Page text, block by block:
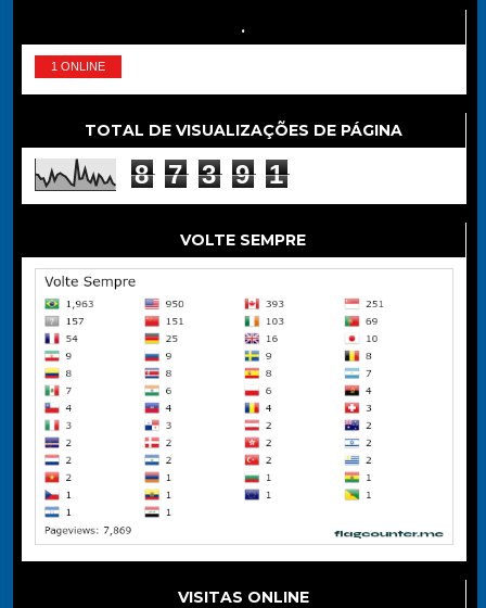
.
1 ONLINE
TOTAL DE VISUALIZAÇÕES DE PÁGINA
8 7 3 9 1
VOLTE SEMPRE
VISITAS ONLINE